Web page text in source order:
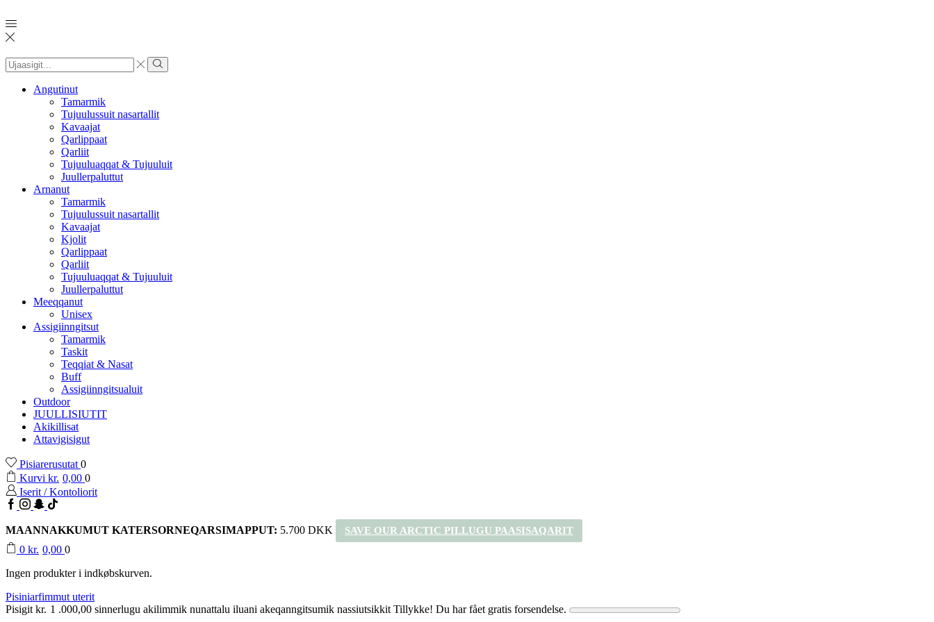
Search
input
Search
Angutinut
Tamarmik
Tujuulussuit nasartallit
Kavaajat
Qarlippaat
Qarliit
Tujuuluaqqat & Tujuuluit
Juullerpaluttut
Arnanut
Tamarmik
Tujuulussuit nasartallit
Kavaajat
Kjolit
Qarlippaat
Qarliit
Tujuuluaqqat & Tujuuluit
Juullerpaluttut
Meeqqanut
Unisex
Assigiinngitsut
Tamarmik
Taskit
Teqqiat & Nasat
Buff
Assigiinngitsualuit
Outdoor
JUULLISIUTIT
Akikillisat
Attavigisigut
Pisiarerusutat 0
Kurvi kr. 0,00 0
Iserit / Kontoliorit
Facebook
Instagram
Snapchat
TikTok
MAANNAKKUMUT KATERSORNEQARSIMAPPUT: 5.700 DKK SAVE OUR ARCTIC PILLUGU PAASISAQARIT
0 kr. 0,00 0
Ingen produkter i indkøbskurven.
Pisiniarfimmut uterit
Pisigit kr. 1 .000,00 sinnerlugu akilimmik nunattalu iluani akeqanngitsumik nassiutsikkit Tillykke! Du har fået gratis forsendelse.